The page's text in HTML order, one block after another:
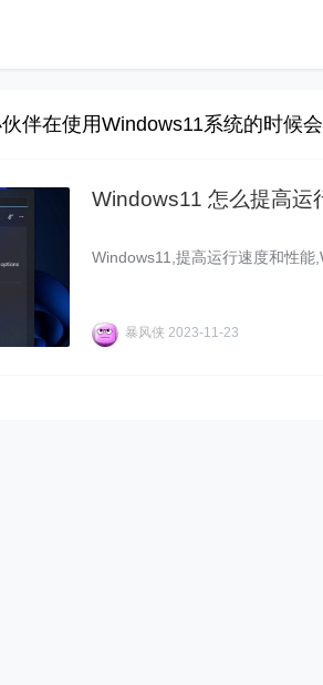
在使用Windows11系统的时候会
Windows11 怎么提高运
Windows11,提高运行速度和性能
暴风侠 2023-11-23